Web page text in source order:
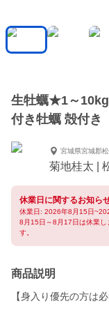
生牡蠣★1～10kg
付き牡蠣 殻付き
宮城県宮城郡
菊地桂太 |
休業日に関するお知ら
休業日: 2026年8月15日
8月15日～8月17日は休業し
す。
商品説明
【身入り優先の方は